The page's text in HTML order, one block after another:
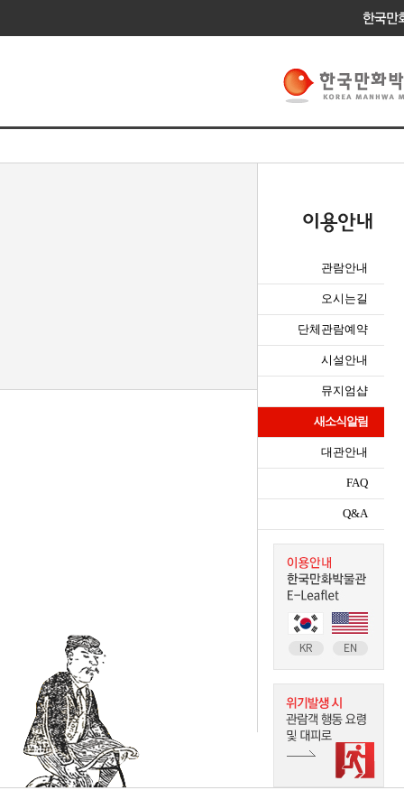
관람안내
오시는길
단체관람예약
시설안내
뮤지엄샵
새소식알림
대관안내
FAQ
Q&A